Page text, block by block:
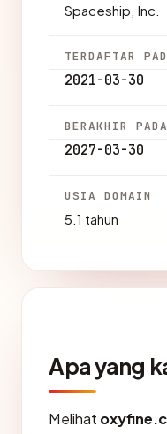
Spaceship, Inc.
TERDAFTAR
2021-03-30
BERAKHIR PADA
2027-03-30
USIA DOMAIN
5.1 tahun
Apa yang
Melihat